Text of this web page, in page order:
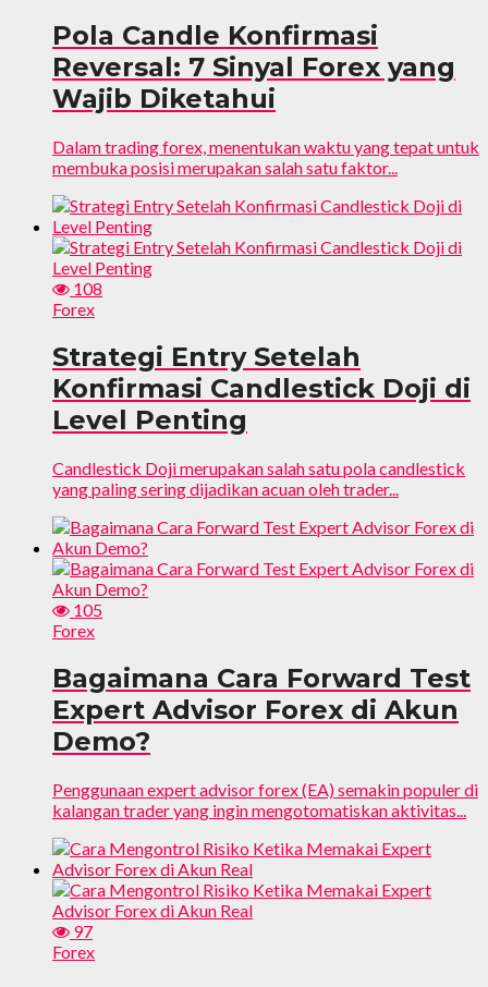
Pola Candle Konfirmasi
Reversal: 7 Sinyal Forex yang
Wajib Diketahui
Dalam trading forex, menentukan waktu yang tepat untuk
membuka posisi merupakan salah satu faktor...
108
Forex
Strategi Entry Setelah
Konfirmasi Candlestick Doji di
Level Penting
Candlestick Doji merupakan salah satu pola candlestick
yang paling sering dijadikan acuan oleh trader...
105
Forex
Bagaimana Cara Forward Test
Expert Advisor Forex di Akun
Demo?
Penggunaan expert advisor forex (EA) semakin populer di
kalangan trader yang ingin mengotomatiskan aktivitas...
97
Forex